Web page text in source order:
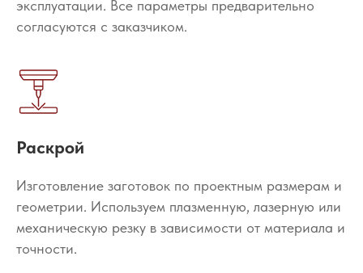
эксплуатации. Все параметры предварительно
согласуются с заказчиком.
Раскрой
Изготовление заготовок по проектным размерам и
геометрии. Используем плазменную, лазерную или
механическую резку в зависимости от материала и
точности.